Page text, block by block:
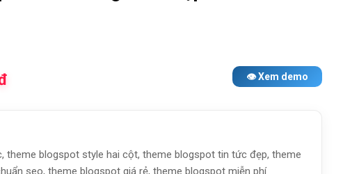
👁 Xem demo
theme blogspot style hai cột, theme blogspot tin tức đẹp, theme
seo, theme blogspot giá rẻ, theme blogspot miễn phí